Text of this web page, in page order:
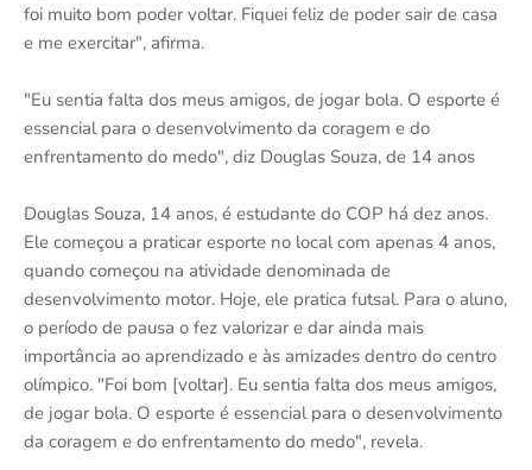
foi muito bom poder voltar. Fiquei feliz de poder sair de casa
e me exercitar", afirma.
"Eu sentia falta dos meus amigos, de jogar bola. O esporte é
essencial para o desenvolvimento da coragem e do
enfrentamento do medo", diz Douglas Souza, de 14 anos
Douglas Souza, 14 anos, é estudante do COP há dez anos.
Ele começou a praticar esporte no local com apenas 4 anos,
quando começou na atividade denominada de
desenvolvimento motor. Hoje, ele pratica futsal. Para o aluno,
o período de pausa o fez valorizar e dar ainda mais
importância ao aprendizado e às amizades dentro do centro
olímpico. "Foi bom [voltar]. Eu sentia falta dos meus amigos,
de jogar bola. O esporte é essencial para o desenvolvimento
da coragem e do enfrentamento do medo", revela.